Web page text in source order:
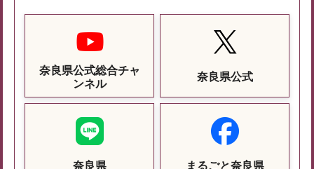
奈良県公式総合チャ
ンネル
奈良県公式
奈良県 まるごと奈良県